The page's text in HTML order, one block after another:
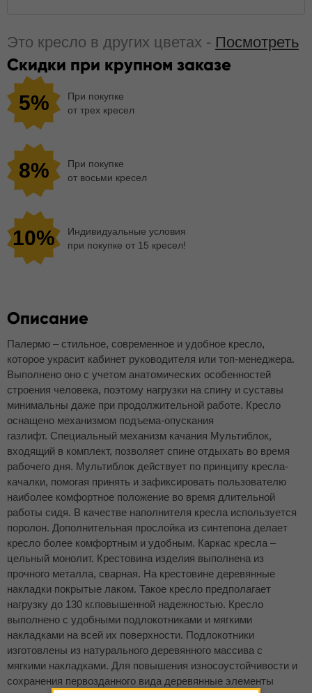
Это кресло в других цветах - Посмотреть
Скидки при крупном заказе
5%
При покупке
от трех кресел
8%
При покупке
от восьми кресел
10%
Индивидуальные условия
при покупке от 15 кресел!
Описание
Палермо – стильное, современное и удобное кресло,
которое украсит кабинет руководителя или топ-менеджера.
Выполнено оно с учетом анатомических особенностей
строения человека, поэтому нагрузки на спину и суставы
минимальны даже при продолжительной работе. Кресло
оснащено механизмом подъема-опускания
газлифт. Специальный механизм качания Мультиблок,
входящий в комплект, позволяет спине отдыхать во время
рабочего дня. Мультиблок действует по принципу кресла-
качалки, помогая принять и зафиксировать пользователю
наиболее комфортное положение во время длительной
работы сидя. В качестве наполнителя кресла используется
поролон. Дополнительная прослойка из синтепона делает
кресло более комфортным и удобным. Каркас кресла –
цельный монолит. Крестовина изделия выполнена из
прочного металла, сварная. На крестовине деревянные
накладки покрытые лаком. Такое кресло предполагает
нагрузку до 130 кг.повышенной надежностью. Кресло
выполнено с удобными подлокотниками и мягкими
накладками на всей их поверхности. Подлокотники
изготовлены из натурального деревянного массива с
мягкими накладками. Для повышения износоустойчивости и
сохранения первозданного вида деревянные элементы